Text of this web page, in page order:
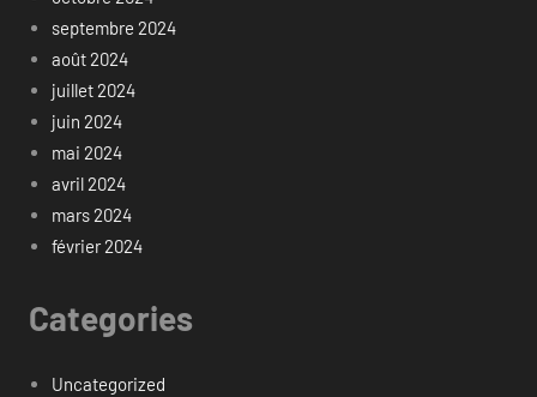
septembre 2024
août 2024
juillet 2024
juin 2024
mai 2024
avril 2024
mars 2024
février 2024
Categories
Uncategorized